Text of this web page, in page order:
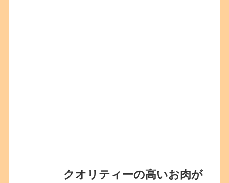
クオリティーの高いお肉が